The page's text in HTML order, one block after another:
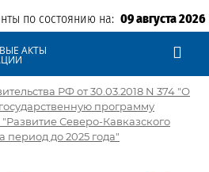
по состоянию на: 09 августа 2026
АКТЫ
РФ от 30.03.2018 N 374 "О
программу
Северо-Кавказского
период до 2025 года"